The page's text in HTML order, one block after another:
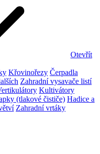
Otevřít
Křovinořezy Čerpadla
Zahradní vysavače listí
Kultivátory
(tlakové čističe) Hadice a
Zahradní vrtáky